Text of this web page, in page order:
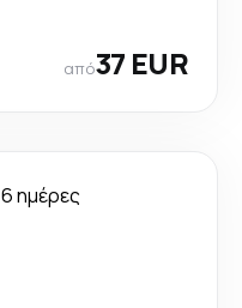
από37 EUR
6 ημέρες